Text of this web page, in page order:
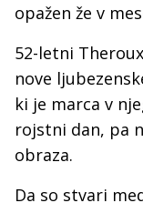
opažen že v
52-letni
nove
ki je marca v
rojstni dan, pa
obraza.
Da so stvari